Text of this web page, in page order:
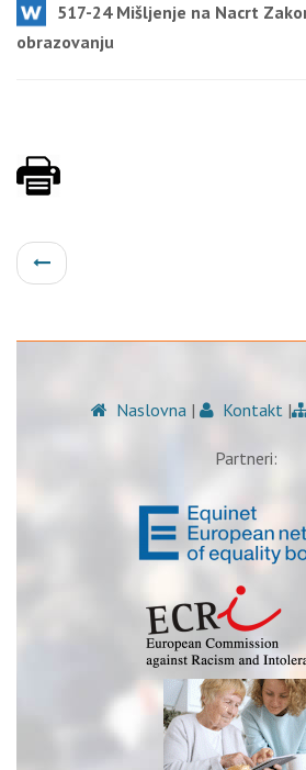
517-24 Mišljenje na Nacrt
obrazovanju
Naslovna | Kontakt |
Partneri: